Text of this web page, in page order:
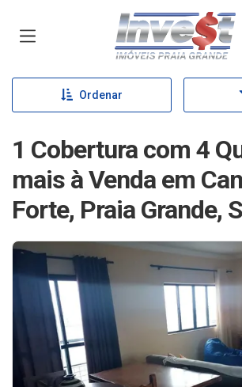
Página inicial
Ordenar
1 Cobertura com 4
mais à Venda em
Forte, Praia Grande,